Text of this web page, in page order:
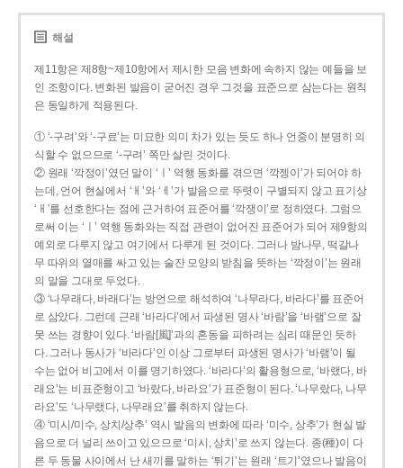
해설
제11항은 제8항~제10항에서 제시한 모음 변화에 속하지 않는 예들을 보
인 조항이다. 변화된 발음이 굳어진 경우 그것을 표준으로 삼는다는 원칙
은 동일하게 적용된다.
① ‘-구려’와 ‘-구료’는 미묘한 의미 차가 있는 듯도 하나 언중이 분명히 의
식할 수 없으므로 ‘-구려’ 쪽만 살린 것이다.
② 원래 ‘깍정이’였던 말이 ‘ㅣ’ 역행 동화를 겪으면 ‘깍젱이’가 되어야 하
는데, 언어 현실에서 ‘ㅐ’와 ‘ㅔ’가 발음으로 뚜렷이 구별되지 않고 표기상
‘ㅐ’를 선호한다는 점에 근거하여 표준어를 ‘깍쟁이’로 정하였다. 그럼으
로써 이는 ‘ㅣ’ 역행 동화와는 직접 관련이 없어진 표준어가 되어 제9항의
예외로 다루지 않고 여기에서 다루게 된 것이다. 그러나 밤나무, 떡갈나
무 따위의 열매를 싸고 있는 술잔 모양의 받침을 뜻하는 ‘깍정이’는 원래
의 말을 그대로 두었다.
③ ‘나무래다, 바래다’는 방언으로 해석하여 ‘나무라다, 바라다’를 표준어
로 삼았다. 그런데 근래 ‘바라다’에서 파생된 명사 ‘바람’을 ‘바램’으로 잘
못 쓰는 경향이 있다. ‘바람[風]’과의 혼동을 피하려는 심리 때문인 듯하
다. 그러나 동사가 ‘바라다’인 이상 그로부터 파생된 명사가 ‘바램’이 될
수는 없어 비고에서 이를 명기하였다. ‘바라다’의 활용형으로, ‘바랬다, 바
래요’는 비표준형이고 ‘바랐다, 바라요’가 표준형이 된다. ‘나무랐다, 나무
라요’도 ‘나무랬다, 나무래요’를 취하지 않는다.
④ ‘미시/미수, 상치/상추’ 역시 발음의 변화에 따라 ‘미수, 상추’가 현실 발
음으로 더 널리 쓰이고 있으므로 ‘미시, 상치’로 쓰지 않는다. 종(種)이 다
른 두 동물 사이에서 난 새끼를 말하는 ‘튀기’는 원래 ‘트기’였으나 발음이